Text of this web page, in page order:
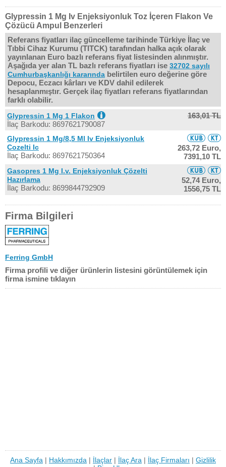
Glypressin 1 Mg Iv Enjeksiyonluk Toz İçeren Flakon Ve
Çözücü Ampul Benzerleri
Referans fiyatları ilaç güncelleme tarihinde Türkiye İlaç ve
Tıbbi Cihaz Kurumu (TITCK) tarafından halka açık olarak
yayınlanan Euro bazlı referans fiyat listesinden alınmıştır.
Aşağıda yer alan TL bazlı referans fiyatları ise 32702 sayılı
Cumhurbaşkanlığı kararında belirtilen euro değerine göre
Depocu, Eczacı kârları ve KDV dahil edilerek
hesaplanmıştır. Gerçek ilaç fiyatları referans fiyatlarından
farklı olabilir.
Glypressin 1 Mg 1 Flakon
İlaç Barkodu: 8697621790087
163,01 TL
Glypressin 1 Mg/8,5 Ml Iv Enjeksiyonluk
Cozelti Ic
İlaç Barkodu: 8697621750364
263,72 Euro,
7391,10 TL
Gasopres 1 Mg I.v. Enjeksiyonluk Çözelti
Hazırlama
İlaç Barkodu: 8699844792909
52,74 Euro,
1556,75 TL
Firma Bilgileri
Ferring GmbH
Firma profili ve diğer ürünlerin listesini görüntülemek için
firma ismine tıklayın
Ana Sayfa | Hakkımızda | İlaçlar | İlaç Ara | İlaç Firmaları | Gizlilik